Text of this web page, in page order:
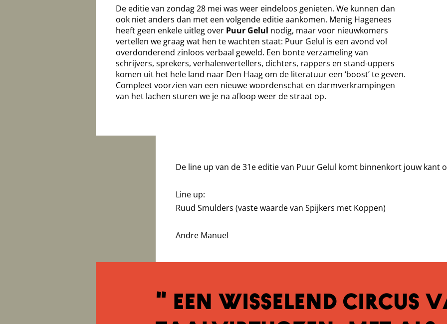
De editie van zondag 28 mei was weer eindeloos genieten. We kunnen dan
ook niet anders dan met een volgende editie aankomen. Menig Hagenees
heeft geen enkele uitleg over Puur Gelul nodig, maar voor nieuwkomers
vertellen we graag wat hen te wachten staat: Puur Gelul is een avond vol
overdonderend zinloos verbaal geweld. Een bonte verzameling van
schrijvers, sprekers, verhalenvertellers, dichters, rappers en stand-uppers
komen uit het hele land naar Den Haag om de literatuur een ‘boost’ te geven.
Compleet voorzien van een nieuwe woordenschat en darmverkrampingen
van het lachen sturen we je na afloop weer de straat op.
De line up van de 31e editie van Puur Gelul komt binnenkort jouw kant
Line up:
Ruud Smulders (vaste waarde van Spijkers met Koppen)
Andre Manuel
“ Een wisselend circus